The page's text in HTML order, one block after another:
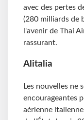
avec des pertes
(280 milliards de
l'avenir de Thai
rassurant.
Alitalia
Les nouvelles ne
encourageantes
aérienne